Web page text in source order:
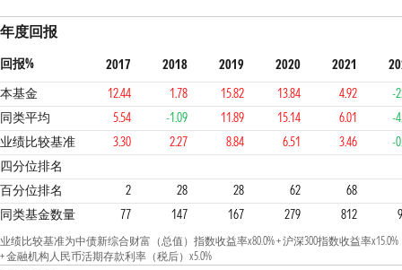
年度回报
回报% 2017 2018 2019 2020 2021
本基金
12.44 1.78 15.82 13.84 4.92
-
同类平均
5.54 -1.09 11.89 15.14 6.01
-
业绩比较基准
3.30 2.27 8.84 6.51 3.46
-
四分位排名
1 2 2 3 3 2
百分位排名 2 28 28 62
68
同类基金数量
77 147 167 279 812
业绩比较基准为中债新综合财富（总值）指数收益率x80.0% + 沪深300指数收益率x15.0%
+ 金融机构人民币活期存款利率（税后）x5.0%